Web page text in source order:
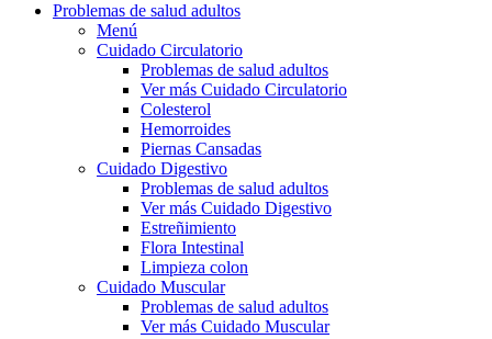
Problemas de salud adultos
Menú
Cuidado Circulatorio
Problemas de salud adultos
Ver más Cuidado Circulatorio
Colesterol
Hemorroides
Piernas Cansadas
Cuidado Digestivo
Problemas de salud adultos
Ver más Cuidado Digestivo
Estreñimiento
Flora Intestinal
Limpieza colon
Cuidado Muscular
Problemas de salud adultos
Ver más Cuidado Muscular